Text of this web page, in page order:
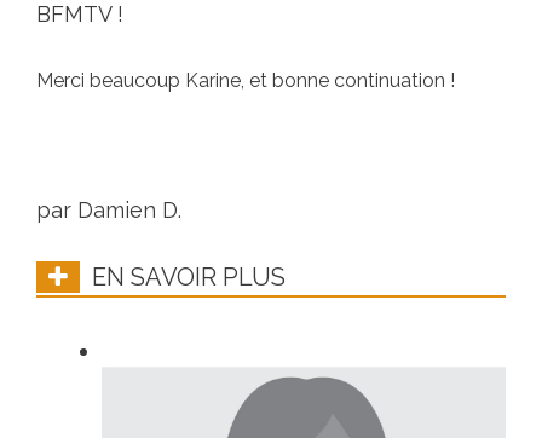
BFMTV !
Merci beaucoup Karine, et bonne continuation !
par Damien D.
EN SAVOIR PLUS